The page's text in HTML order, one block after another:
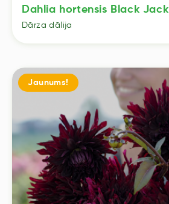
Dahlia hortensis Black Jack
Dārza dālija